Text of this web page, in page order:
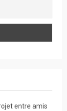
entre amis